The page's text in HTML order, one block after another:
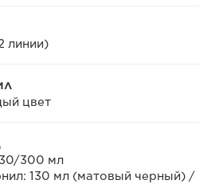
линии)
цвет
300 мл
130 мл (матовый черный) /